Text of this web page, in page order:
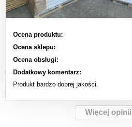
Ocena produktu:
Ocena sklepu:
Ocena obsługi:
Dodatkowy komentarz:
Produkt bardzo dobrej jakości.
Więcej opinii